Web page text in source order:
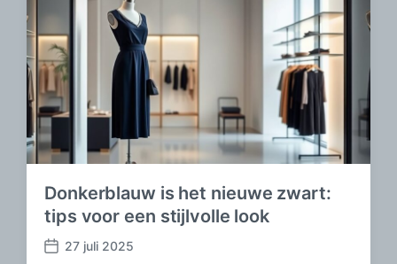
d
a
u
m
Donkerblauw is het nieuwe zwart:
tips voor een stijlvolle look
B
27 juli 2025